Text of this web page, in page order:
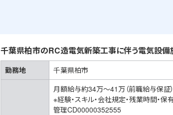
千葉県柏市のRC造電気新築工事に伴う電気設備
勤務地 千葉県柏市
月額給与約34万～41万（前職給与保証）
※経験・スキル・会社規定・残業時間・保
管理CD00000352555